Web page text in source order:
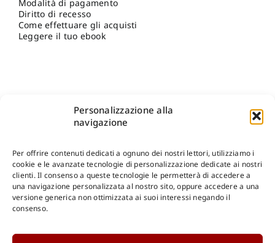
Personalizzazione alla
navigazione
Per offrire contenuti dedicati a ognuno dei nostri lettori, utilizziamo i
cookie e le avanzate tecnologie di personalizzazione dedicate ai nostri
clienti. Il consenso a queste tecnologie le permetterà di accedere a
una navigazione personalizzata al nostro sito, oppure accedere a una
versione generica non ottimizzata ai suoi interessi negando il
consenso.
Modalità di pagamento
Diritto di recesso
Come effettuare gli acquisti
Leggere il tuo ebook
Shop Gangemi Editore-Pagamenti Sicuri e anche Rateali